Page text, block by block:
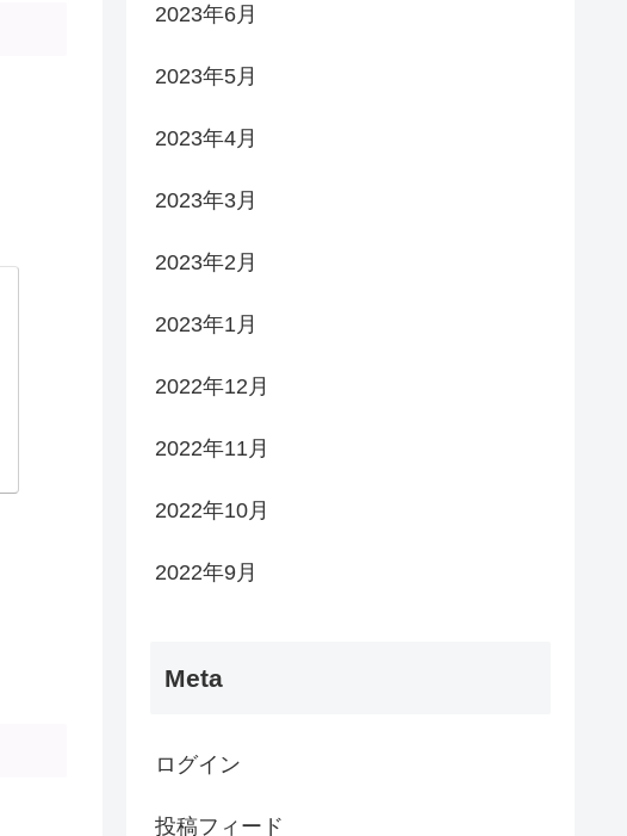
2023年6月
2023年5月
2023年4月
2023年3月
2023年2月
2023年1月
2022年12月
2022年11月
2022年10月
2022年9月
Meta
ログイン
投稿フィード